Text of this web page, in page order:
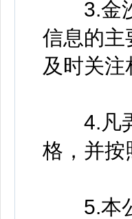
3.金沙
信息的主
及时关
4.凡弄
格，并按
5.本公